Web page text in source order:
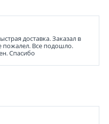
доставка. Заказал в
пожалел. Все подошло.
Спасибо